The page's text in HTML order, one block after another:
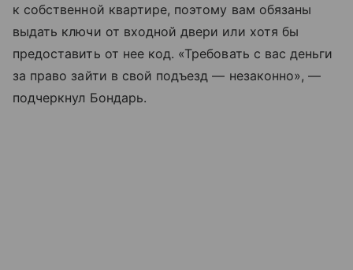
к собственной квартире, поэтому вам обязаны
выдать ключи от входной двери или хотя бы
предоставить от нее код. «Требовать с вас деньги
за право зайти в свой подъезд — незаконно», —
подчеркнул Бондарь.